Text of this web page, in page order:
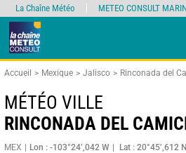
Accueil Mexique Jalisco Rinconada del
MÉTÉO VILLE
RINCONADA DEL
MEX Lon : -103°24’,042 W Lat : 20°45’,612 N
La Chaîne Météo METEO CONSULT